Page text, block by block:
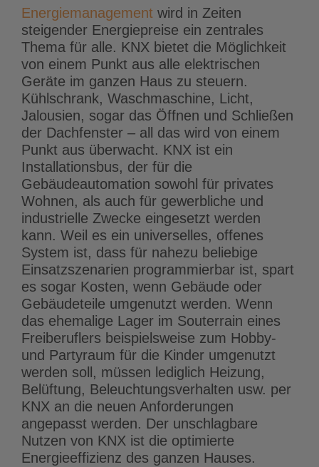
Energiemanagement wird in Zeiten
steigender Energiepreise ein zentrales
Thema für alle. KNX bietet die Möglichkeit
von einem Punkt aus alle elektrischen
Geräte im ganzen Haus zu steuern.
Kühlschrank, Waschmaschine, Licht,
Jalousien, sogar das Öffnen und Schließen
der Dachfenster – all das wird von einem
Punkt aus überwacht. KNX ist ein
Installationsbus, der für die
Gebäudeautomation sowohl für privates
Wohnen, als auch für gewerbliche und
industrielle Zwecke eingesetzt werden
kann. Weil es ein universelles, offenes
System ist, dass für nahezu beliebige
Einsatzszenarien programmierbar ist, spart
es sogar Kosten, wenn Gebäude oder
Gebäudeteile umgenutzt werden. Wenn
das ehemalige Lager im Souterrain eines
Freiberuflers beispielsweise zum Hobby-
und Partyraum für die Kinder umgenutzt
werden soll, müssen lediglich Heizung,
Belüftung, Beleuchtungsverhalten usw. per
KNX an die neuen Anforderungen
angepasst werden. Der unschlagbare
Nutzen von KNX ist die optimierte
Energieeffizienz des ganzen Hauses.